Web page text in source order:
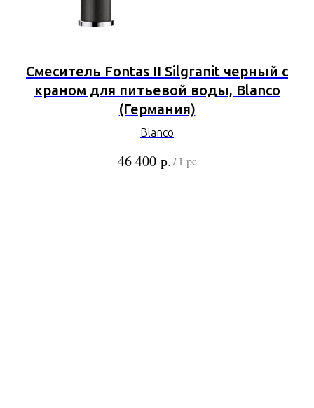
Смеситель Fontas II Silgranit черный с
краном для питьевой воды, Blanco
(Германия)
Blanco
46 400 р./ 1 pc